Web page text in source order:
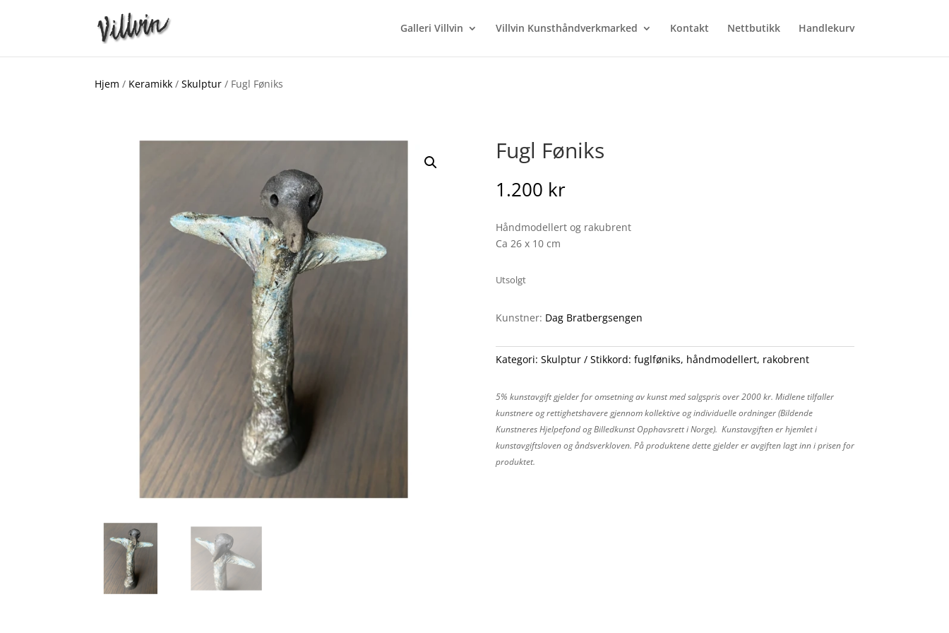
Galleri Villvin Villvin Kunsthåndverkmarked Kontakt Nettbutikk Handlekurv
Hjem / Keramikk /Skulptur / Fugl Føniks
Fugl Føniks
1.200 kr
Håndmodellert og rakubrent
Ca 26 x 10 cm
Utsolgt
Kunstner: Dag Bratbergsengen
Kategori: Skulptur Stikkord: fuglføniks, håndmodellert, rakobrent
5% kunstavgift gjelder for omsetning av kunst med salgspris over 2000 kr. Midlene tilfaller
kunstnere og rettighetshavere gjennom kollektive og individuelle ordninger (Bildende
Kunstneres Hjelpefond og Billedkunst Opphavsrett i Norge). Kunstavgiften er hjemlet i
kunstavgiftsloven og åndsverkloven. På produktene dette gjelder er avgiften lagt inn i prisen for
produktet.